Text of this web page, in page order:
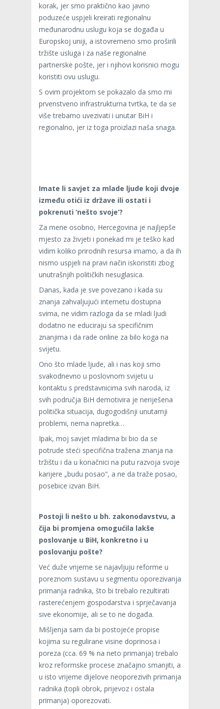
korak, jer smo praktično kao javno
poduzeće uspjeli kreirati regionalnu
međunarodnu uslugu koja se događa u
Europskoj uniji, a istovremeno smo proširili
tržište usluga i za naše regionalne
partnerske pošte, jer i njihovi korisnici mogu
koristiti ovu uslugu.
S ovim projektom se pokazalo da smo mi
prvenstveno infrastrukturna tvrtka, te da se
više trebamo uvezivati i unutar BiH i
regionalno, jer iz toga proizlazi naša snaga.
Imate li savjet za mlade ljude koji dvoje
između otići iz države ili ostati i
pokrenuti ‘nešto svoje’?
Za mene osobno, Hercegovina je najljepše
mjesto za živjeti i ponekad mi je teško kad
vidim koliko prirodnih resursa imamo, a da ih
nismo uspjeli na pravi način iskoristiti zbog
unutrašnjih političkih nesuglasica.
Danas, kada je sve povezano i kada su
znanja zahvaljujući internetu dostupna
svima, ne vidim razloga da se mladi ljudi
dodatno ne educiraju sa specifičnim
znanjima i da rade online za bilo koga na
svijetu.
Ono što mlade ljude, ali i nas koji smo
svakodnevno u poslovnom svijetu u
kontaktu s predstavnicima svih naroda, iz
svih područja BiH demotivira je neriješena
politička situacija, dugogodišnji unutarnji
problemi, nema napretka…
Ipak, moj savjet mladima bi bio da se
potrude steći specifična tražena znanja na
tržištu i da u konačnici na putu razvoja svoje
karijere „budu posao“, a ne da traže posao,
posebice izvan BiH.
Postoji li nešto u bh. zakonodavstvu, a
čija bi promjena omogućila lakše
poslovanje u BiH, konkretno i u
poslovanju pošte?
Već duže vrijeme se najavljuju reforme u
poreznom sustavu u segmentu oporezivanja
primanja radnika, što bi trebalo rezultirati
rasterećenjem gospodarstva i sprječavanja
sive ekonomije, ali se to ne događa.
Mišljenja sam da bi postojeće propise
kojima su regulirane visine doprinosa i
poreza (cca. 69 % na neto primanja) trebalo
kroz reformske procese značajno smanjiti, a
u isto vrijeme dijelove neoporezivih primanja
radnika (topli obrok, prijevoz i ostala
primanja) oporezovati.